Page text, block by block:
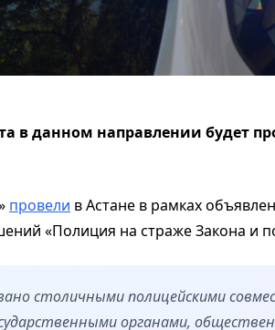
в данном направлении будет
провели в Астане в рамках
«Полиция на страже Закона и
столичными полицейскими
органами,